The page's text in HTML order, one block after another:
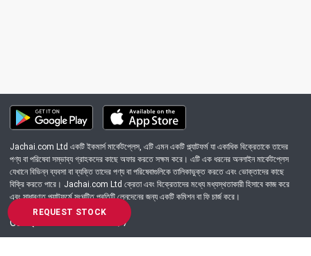
REQUEST STOCK
Jachai.com Ltd একটি ইকমার্স মার্কেটপ্লেস, এটি এমন একটি প্ল্যাটফর্ম যা একাধিক বিক্রেতাকে তাদের
পণ্য বা পরিষেবা সম্ভাব্য গ্রাহকদের কাছে অফার করতে সক্ষম করে। এটি এক ধরনের অনলাইন মার্কেটপ্লেস
যেখানে বিভিন্ন ব্যবসা বা ব্যক্তি তাদের পণ্য বা পরিষেবাগুলিকে তালিকাভুক্ত করতে এবং ভোক্তাদের কাছে
বিক্রি করতে পারে। Jachai.com Ltd ক্রেতা এবং বিক্রেতাদের মধ্যে মধ্যস্থতাকারী হিসাবে কাজ করে
এবং সাধারণত প্ল্যাটফর্মে সংঘটিত প্রতিটি লেনদেনের জন্য একটি কমিশন বা ফি চার্জ করে।
Got Question? Call us 24/7